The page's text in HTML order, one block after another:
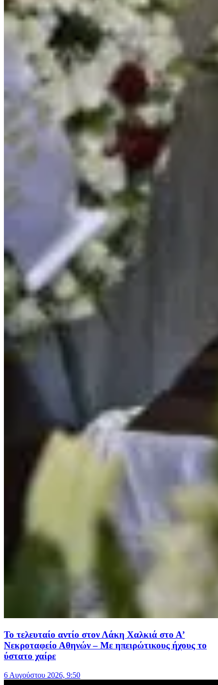
Το τελευταίο αντίο στον Λάκη Χαλκιά στο Α’
Νεκροταφείο Αθηνών – Με ηπειρώτικους ήχους το
ύστατο χαίρε
6 Αυγούστου 2026, 9:50